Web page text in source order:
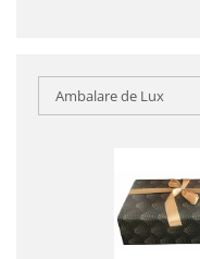
Ambalare de Lux